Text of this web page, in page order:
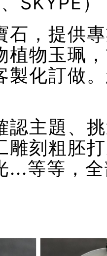
石，提供
植物玉珮
製化訂做
認主題、
雕刻粗胚
...等等，